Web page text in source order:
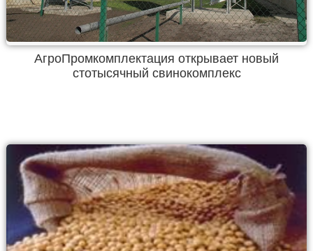
АгроПромкомплектация открывает новый
стотысячный свинокомплекс